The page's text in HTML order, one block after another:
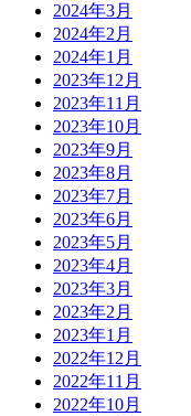
2024年3月
2024年2月
2024年1月
2023年12月
2023年11月
2023年10月
2023年9月
2023年8月
2023年7月
2023年6月
2023年5月
2023年4月
2023年3月
2023年2月
2023年1月
2022年12月
2022年11月
2022年10月